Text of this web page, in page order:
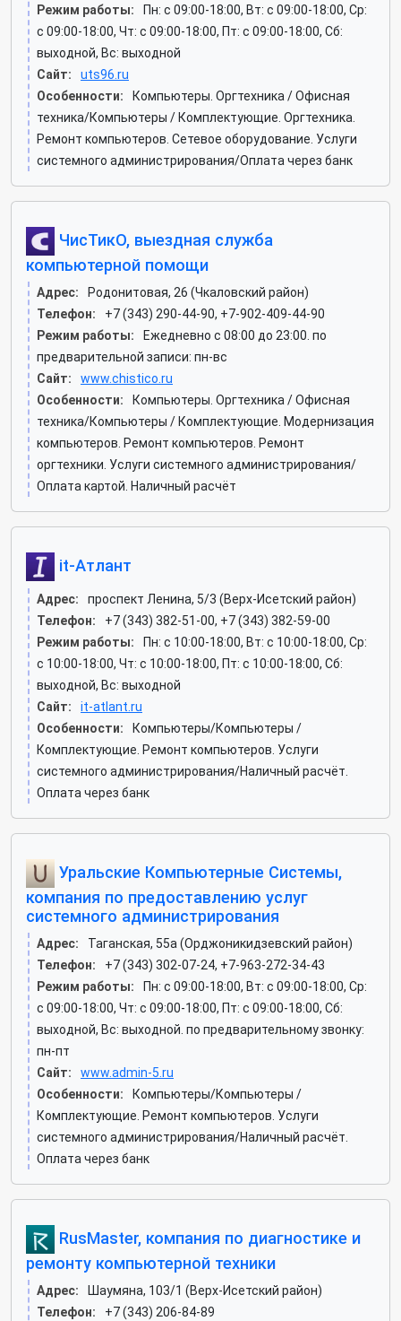
Режим работы:
Пн: c 09:00-18:00, Вт: c 09:00-18:00, Ср:
c 09:00-18:00, Чт: c 09:00-18:00, Пт: c 09:00-18:00, Сб:
выходной, Вс: выходной
Сайт:
uts96.ru
Особенности:
Компьютеры. Оргтехника / Офисная
техника/Компьютеры / Комплектующие. Оргтехника.
Ремонт компьютеров. Сетевое оборудование. Услуги
системного администрирования/Оплата через банк
ЧисТикО, выездная служба
компьютерной помощи
Адрес:
Родонитовая, 26 (Чкаловский район)
Телефон:
+7 (343) 290-44-90, +7-902-409-44-90
Режим работы:
Ежедневно с 08:00 до 23:00. по
предварительной записи: пн-вс
Сайт:
www.chistico.ru
Особенности:
Компьютеры. Оргтехника / Офисная
техника/Компьютеры / Комплектующие. Модернизация
компьютеров. Ремонт компьютеров. Ремонт
оргтехники. Услуги системного администрирования/
Оплата картой. Наличный расчёт
it-Атлант
Адрес:
проспект Ленина, 5/3 (Верх-Исетский район)
Телефон:
+7 (343) 382-51-00, +7 (343) 382-59-00
Режим работы:
Пн: c 10:00-18:00, Вт: c 10:00-18:00, Ср:
c 10:00-18:00, Чт: c 10:00-18:00, Пт: c 10:00-18:00, Сб:
выходной, Вс: выходной
Сайт:
it-atlant.ru
Особенности:
Компьютеры/Компьютеры /
Комплектующие. Ремонт компьютеров. Услуги
системного администрирования/Наличный расчёт.
Оплата через банк
Уральские Компьютерные Системы,
компания по предоставлению услуг
системного администрирования
Адрес:
Таганская, 55а (Орджоникидзевский район)
Телефон:
+7 (343) 302-07-24, +7-963-272-34-43
Режим работы:
Пн: c 09:00-18:00, Вт: c 09:00-18:00, Ср:
c 09:00-18:00, Чт: c 09:00-18:00, Пт: c 09:00-18:00, Сб:
выходной, Вс: выходной. по предварительному звонку:
пн-пт
Сайт:
www.admin-5.ru
Особенности:
Компьютеры/Компьютеры /
Комплектующие. Ремонт компьютеров. Услуги
системного администрирования/Наличный расчёт.
Оплата через банк
RusMaster, компания по диагностике и
ремонту компьютерной техники
Адрес:
Шаумяна, 103/1 (Верх-Исетский район)
Телефон:
+7 (343) 206-84-89